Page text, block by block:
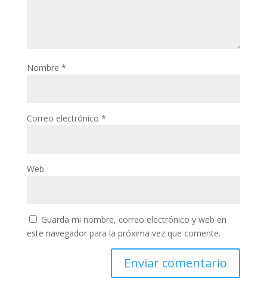
Nombre *
Correo electrónico *
Web
Guarda mi nombre, correo electrónico y web en
este navegador para la próxima vez que comente.